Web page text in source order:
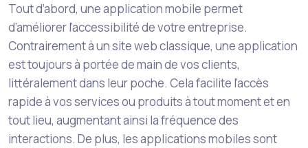
Tout d’abord, une application mobile permet
d’améliorer l’accessibilité de votre entreprise.
Contrairement à un site web classique, une application
est toujours à portée de main de vos clients,
littéralement dans leur poche. Cela facilite l’accès
rapide à vos services ou produits à tout moment et en
tout lieu, augmentant ainsi la fréquence des
interactions. De plus, les applications mobiles sont